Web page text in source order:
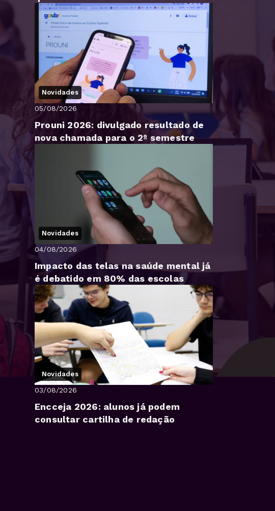
Novidades
05/08/2026
Prouni 2026: divulgado resultado de
nova chamada para o 2º semestre
Novidades
04/08/2026
Impacto das telas na saúde mental já
é debatido em 80% das escolas
Novidades
03/08/2026
Encceja 2026: alunos já podem
consultar cartilha de redação